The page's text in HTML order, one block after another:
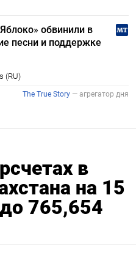
в
на 15
765,654